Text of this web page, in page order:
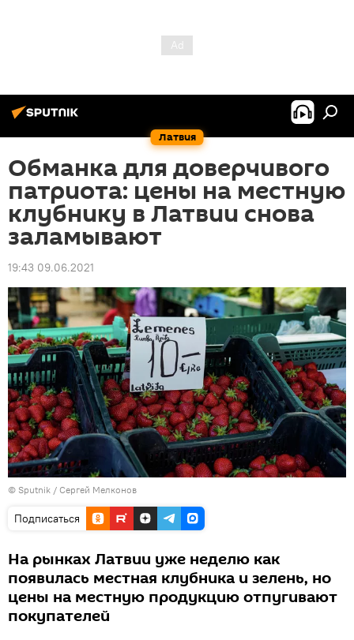
Латвия
Обманка для доверчивого
патриота: цены на местную
клубнику в Латвии снова
заламывают
19:43 09.06.2021
© Sputnik / Сергей Мелконов
Подписаться
На рынках Латвии уже неделю как
появилась местная клубника и зелень, но
цены на местную продукцию отпугивают
покупателей